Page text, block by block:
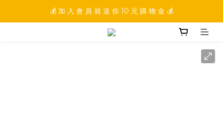
💰 加 入 會 員 就 送 你 10 元 購 物 金 💰
💰 加 入 會 員 就 送 你 10 元 購 物 金 💰
💰 填 寫 完 整 會 員 資 訊 再 送 點 數 22222 點 💰